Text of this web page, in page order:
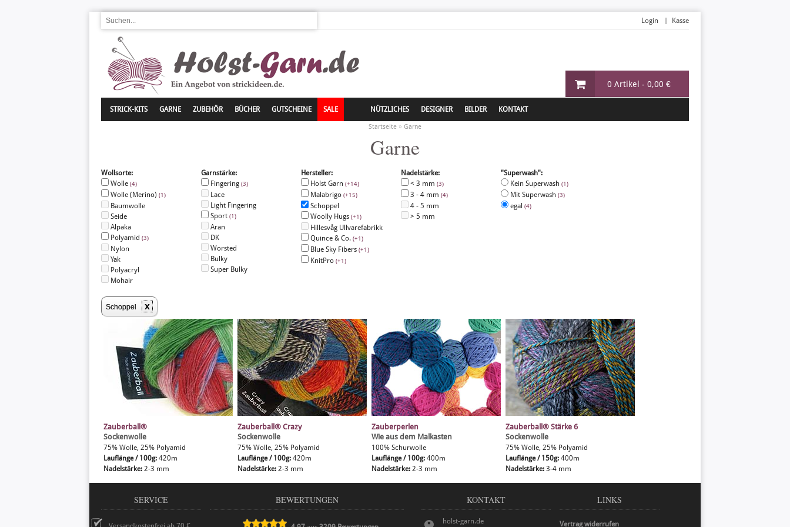
0 Artikel - 0,00 €
Login Kasse
STRICK-KITS GARNE ZUBEHÖR BÜCHER GUTSCHEINE SALE NÜTZLICHES DESIGNER BILDER KONTAKT
Startseite » Garne
Garne
Wollsorte:
Wolle (4)
Wolle (Merino) (1)
Baumwolle
Seide
Alpaka
Polyamid (3)
Nylon
Yak
Polyacryl
Mohair
Garnstärke:
Fingering (3)
Lace
Light Fingering
Sport (1)
Aran
DK
Worsted
Bulky
Super Bulky
Hersteller:
Holst Garn (+14)
Malabrigo (+15)
Schoppel
Woolly Hugs (+1)
Hillesvåg Ullvarefabrikk
Quince & Co. (+1)
Blue Sky Fibers (+1)
KnitPro (+1)
Nadelstärke:
< 3 mm (3)
3 - 4 mm (4)
4 - 5 mm
> 5 mm
"Superwash":
Kein Superwash (1)
Mit Superwash (3)
egal (4)
Schoppel x
Zauberball®
Sockenwolle
75% Wolle, 25% Polyamid
Lauflänge / 100g: 420m
Nadelstärke: 2-3 mm
Zauberball® Crazy
Sockenwolle
75% Wolle, 25% Polyamid
Lauflänge / 100g: 420m
Nadelstärke: 2-3 mm
Zauberperlen
Wie aus dem Malkasten
100% Schurwolle
Lauflänge / 100g: 400m
Nadelstärke: 2-3 mm
Zauberball® Stärke 6
Sockenwolle
75% Wolle, 25% Polyamid
Lauflänge / 150g: 400m
Nadelstärke: 3-4 mm
SERVICE BEWERTUNGEN KONTAKT
holst-garn.de
LINKS
Vertrag widerrufen